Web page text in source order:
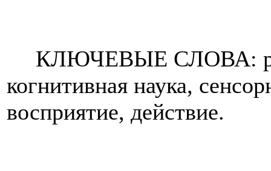
КЛЮЧЕВЫЕ СЛОВА:
когнитивная наука,
восприятие, действие.